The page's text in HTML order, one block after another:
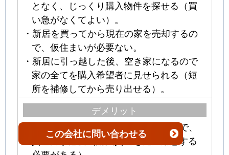
となく、じっくり購入物件を探せる（買
い急がなくてよい）。
・新居を買ってから現在の家を売却するの
で、仮住まいが必要ない。
・新居に引っ越した後、空き家になるので
家の全てを購入希望者に見せられる（短
所を補修してから売り出せる）。
デメリット
・売却資金に頼らず新居を購入するので、
資金力が必要（購入資金を先に用意する
この会社に問い合わせる